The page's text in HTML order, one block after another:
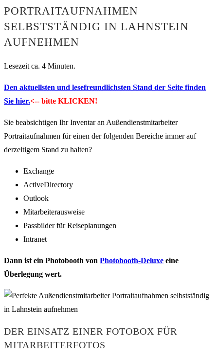
ORTRAITAUFNAHMEN S
ELBSTSTÄNDIG IN LAHNSTEIN A
UFNEHMEN
Lesezeit ca. 4 Minuten.
Den aktuellsten und lesefreundlichsten Stand der Seite finden
Sie hier.<-- bitte KLICKEN!
Sie beabsichtigen Ihr Inventar an Außendienstmitarbeiter
Portraitaufnahmen für einen der folgenden Bereiche immer auf
derzeitigem Stand zu halten?
Exchange
ActiveDirectory
Outlook
Mitarbeiterausweise
Passbilder für Reiseplanungen
Intranet
Dann ist ein Photobooth von Photobooth-Deluxe eine
Überlegung wert.
DER EINSATZ EINER FOTOBOX FÜR
MITARBEITERFOTOS